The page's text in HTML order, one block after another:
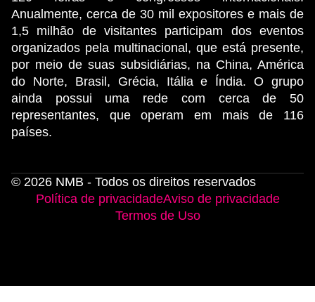
Anualmente, cerca de 30 mil expositores e mais de
1,5 milhão de visitantes participam dos eventos
organizados pela multinacional, que está presente,
por meio de suas subsidiárias, na China, América
do Norte, Brasil, Grécia, Itália e Índia. O grupo
ainda possui uma rede com cerca de 50
representantes, que operam em mais de 116
países.
© 2026 NMB - Todos os direitos reservados
Política de privacidadeAviso de privacidade
Termos de Uso